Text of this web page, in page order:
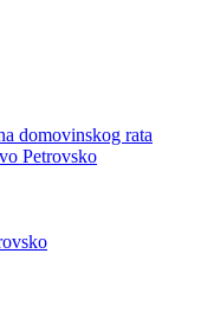
domovinskog rata
Petrovsko